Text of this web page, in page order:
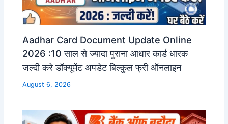
Aadhar Card Document Update Online
2026 :10 साल से ज्यादा पुराना आधार कार्ड धारक
जल्दी करे डॉक्यूमेंट अपडेट बिल्कुल फ्री ऑनलाइन
August 6, 2026